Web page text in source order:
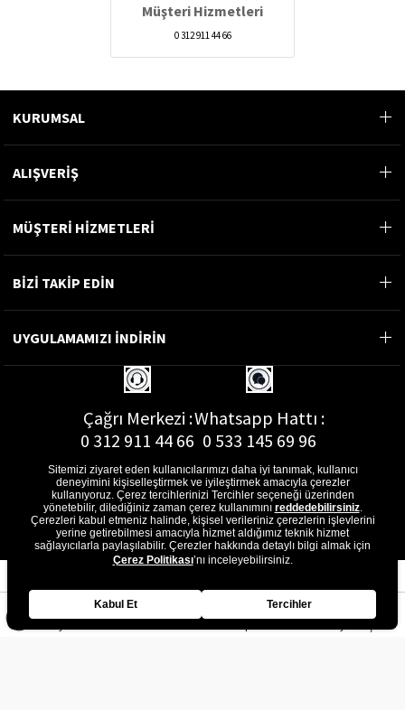
Müşteri Hizmetleri
0 312 911 44 66
KURUMSAL
ALIŞVERİŞ
MÜŞTERİ HİZMETLERİ
BİZİ TAKİP EDİN
UYGULAMAMIZI İNDİRİN
Çağrı Merkezi :
0 312 911 44 66
Whatsapp Hattı :
0 533 145 69 96
E-Posta Adresi :
musterihizmetleri@gon.com.tr
Sitemizi ziyaret eden kullanıcılarımızı daha iyi tanımak, kullanıcı
deneyimini kişiselleştirmek ve iyileştirmek amacıyla çerezler
kullanıyoruz. Çerez tercihlerinizi Tercihler seçeneği üzerinden
yönetebilir, dilediğiniz zaman çerez kullanımını reddedebilirsiniz.
Çerezleri kabul etmeniz halinde, kişisel verileriniz çerezlerin işlevlerini
yerine getirebilmesi amacıyla hizmet aldığımız teknik hizmet
sağlayıcılarla paylaşılabilir. Çerezler hakkında detaylı bilgi almak için
Çerez Politikası’nı inceleyebilirsiniz.
Kabul Et Tercihler